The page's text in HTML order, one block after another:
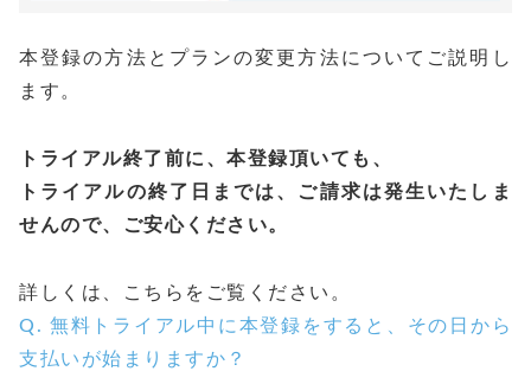
本登録の方法とプランの変更方法についてご説明し
ます。
トライアル終了前に、本登録頂いても、
トライアルの終了日までは、ご請求は発生いたしま
せんので、ご安心ください。
詳しくは、こちらをご覧ください。
Q. 無料トライアル中に本登録をすると、その日から
支払いが始まりますか？